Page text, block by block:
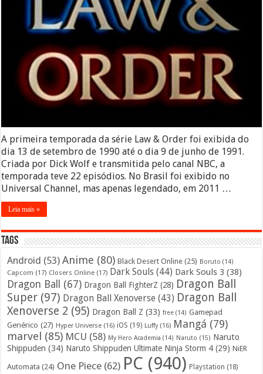
A primeira temporada da série Law & Order foi exibida do
dia 13 de setembro de 1990 até o dia 9 de junho de 1991.
Criada por Dick Wolf e transmitida pelo canal NBC, a
temporada teve 22 episódios. No Brasil foi exibido no
Universal Channel, mas apenas legendado, em 2011 …
Leia mais »
Tags
Android (53) Anime (80) Black Desert Online (25) Boruto (14)
Capcom (17) Closers Online (17) Dark Souls (44) Dark Souls 3 (38)
Dragon Ball (67) Dragon Ball FighterZ (28) Dragon Ball
Super (97) Dragon Ball Xenoverse (43) Dragon Ball
Xenoverse 2 (95) Dragon Ball Z (33) free (14) Gamepad
Genérico (27) Hyper Universe (16) iOS (19) Luffy(16) Mangá (79)
marvel (85) MCU (58) My Hero Academia (14) Naruto (15) Naruto
Shippuden (34) Naruto Shippuden Ultimate Ninja Storm 4 (29) NiER
Automata (24) One Piece (62) PC (940) Playstation (18)